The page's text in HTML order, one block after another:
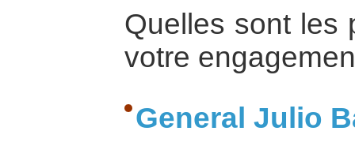
Quelles sont les
votre
General Julio